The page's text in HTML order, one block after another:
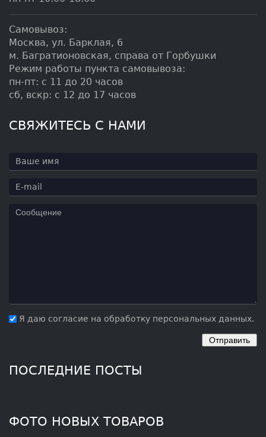
Самовывоз:
Москва, ул. Барклая, 6
м. Багратионовская, справа от Горбушки
Режим работы пункта самовывоза:
пн-пт: с 11 до 20 часов
сб, вскр: с 12 до 17 часов
СВЯЖИТЕСЬ С НАМИ
Я даю согласие на обработку персональных данных.
ПОСЛЕДНИЕ ПОСТЫ
ФОТО НОВЫХ ТОВАРОВ